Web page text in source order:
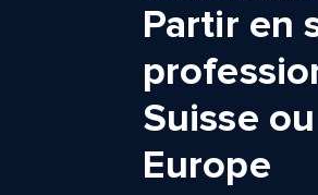
Partir en
Suisse
Europe